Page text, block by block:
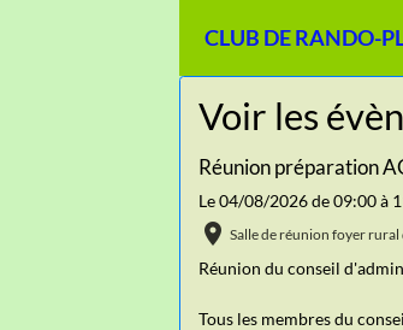
CLUB DE RANDO-
Voir les
Réunion préparation
Le 04/08/2026 de 09:00 à
Salle de réunion foyer rural
Réunion du conseil
Tous les membres du